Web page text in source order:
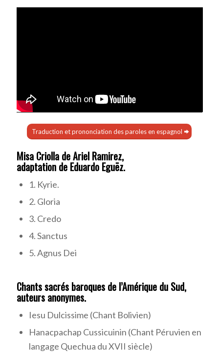
Traduction et prononciation des paroles en espagnol
Misa Criolla de Ariel Ramirez,
adaptation de Eduardo Eguëz.
1. Kyrie.
2. Gloria
3. Credo
4. Sanctus
5. Agnus Dei
Chants sacrés baroques de l’Amérique du Sud,
auteurs anonymes.
Iesu Dulcissime (Chant Bolivien)
Hanacpachap Cussicuinin (Chant Péruvien en
langage Quechua du XVII siècle)